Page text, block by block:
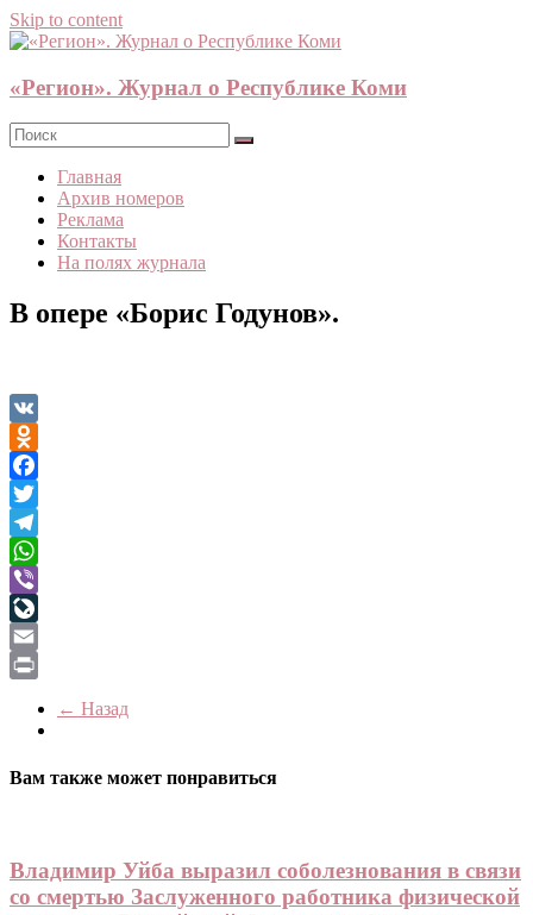
Skip to content
«Регион». Журнал о Республике Коми
Главная
Архив номеров
Реклама
Контакты
На полях журнала
В опере «Борис Годунов».
VK
Odnoklassniki
Facebook
Twitter
Telegram
WhatsApp
Viber
LiveJournal
Email
← Назад
Вам также может понравиться
Владимир Уйба выразил соболезнования в связи
со смертью Заслуженного работника физической